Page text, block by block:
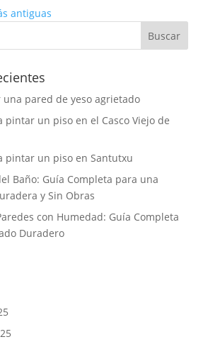
antiguas
una pared de yeso agrietado
pintar un piso en el Casco Viejo de
pintar un piso en Santutxu
Baño: Guía Completa para una
y Sin Obras
con Humedad: Guía Completa
Duradero